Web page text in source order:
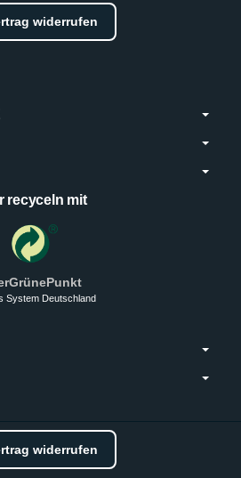
widerrufen
recyceln mit
System Deutschland
widerrufen